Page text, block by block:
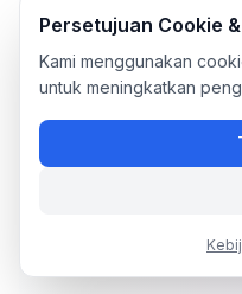
Persetujuan Cookie
Kami menggunakan
untuk meningkatkan